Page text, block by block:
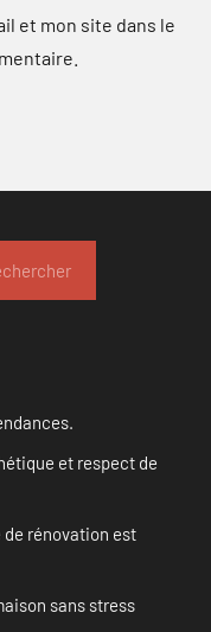
et mon site dans le
et respect de
de rénovation est
sans stress